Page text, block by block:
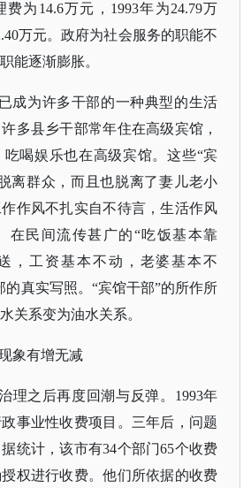
费为14.6万元，1993年为24.79万
万元。政府为社会服务的职能不
能逐渐膨胀。
成为许多干部的一种典型的生活
多县乡干部常年住在高级宾馆，
喝娱乐也在高级宾馆。这些“宾
离群众，而且也脱离了妻儿老小
作风不扎实自不待言，生活作风
在民间流传甚广的“吃饭基本靠
，工资基本不动，老婆基本不
的真实写照。“宾馆干部”的所作所
关系变为油水关系。
象有增无减
理之后再度回潮与反弹。1993年
事业性收费项目。三年后，问题
统计，该市有34个部门65个收费
权进行收费。他们所依据的收费